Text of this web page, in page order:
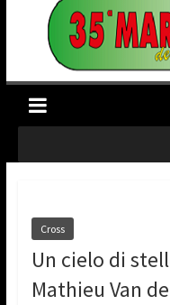
Cross
Un cielo di
Mathieu Van